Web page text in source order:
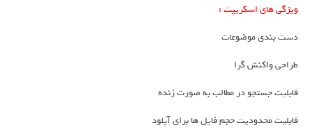
ویژگی های اسکریپت :
دست بندی موضوعات
طراحی واکنش گرا
قابلیت جستجو در مطالب به صورت زنده
قابلیت محدودیت حجم فایل ها برای آپلود